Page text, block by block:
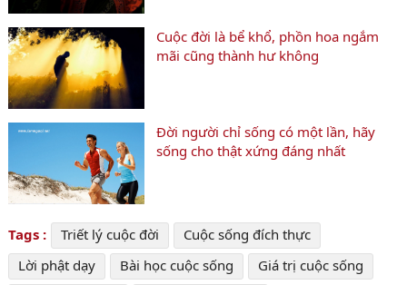
Cuộc đời là bể khổ, phồn hoa ngắm
mãi cũng thành hư không
Đời người chỉ sống có một lần, hãy
sống cho thật xứng đáng nhất
Tags : Triết lý cuộc đời
Cuộc sống đích thực
Lời phật dạy
Bài học cuộc sống
Giá trị cuộc sống